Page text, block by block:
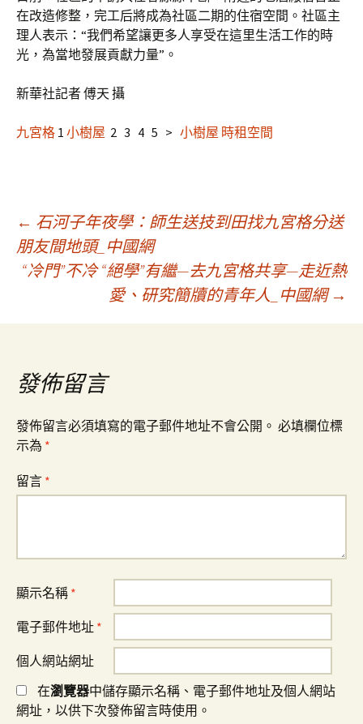
在改造修整，完工后將成為社區二期的住宿空間。社區主
理人表示：“我們希望讓更多人享受在這里生活工作的時
光，為當地發展貢獻力量”。
新華社記者 傅天 攝
九宮格 1 小樹屋 2 3 4 5 > 小樹屋 時租空間
文
章
導
覽
← 石河子年夜學：師生送技到田找九宮格分送
朋友間地頭_中國網
“冷門”不冷 “絕學”有繼—去九宮格共享—走近熱
愛、研究簡牘的青年人_中國網 →
發佈留言
發佈留言必須填寫的電子郵件地址不會公開。 必填欄位標
示為 *
留言 *
顯示名稱 *
電子郵件地址 *
個人網站網址
在瀏覽器中儲存顯示名稱、電子郵件地址及個人網站
網址，以供下次發佈留言時使用。